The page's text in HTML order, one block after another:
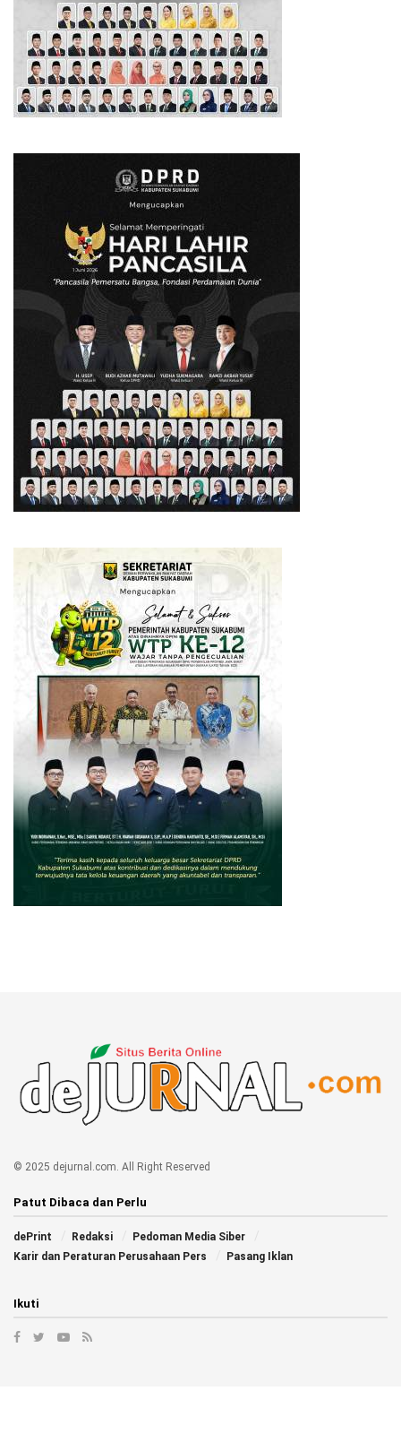
© 2025 dejurnal.com. All Right Reserved
Patut Dibaca dan Perlu
dePrint Redaksi
Pedoman Media Siber
Karir dan Peraturan Perusahaan Pers
Pasang Iklan
Ikuti